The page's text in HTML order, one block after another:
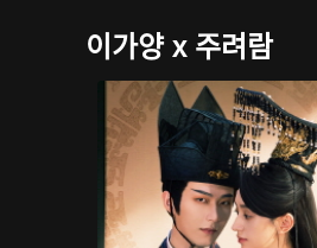
이가양 x 주려람